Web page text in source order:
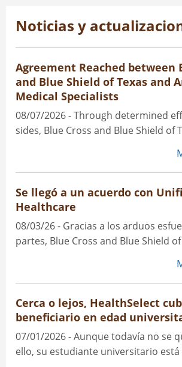
Noticias y
Agreement Reached between
and Blue Shield of Texas and
Medical Specialists
08/07/2026 - Through determined
sides, Blue Cross and Blue Shield of
Se llegó a un acuerdo con
Healthcare
08/03/26 - Gracias a los arduos
partes, Blue Cross and Blue Shield
Cerca o lejos, HealthSelect
beneficiario en edad
07/01/2026 - Aunque todavía no se
ello, su estudiante universitario